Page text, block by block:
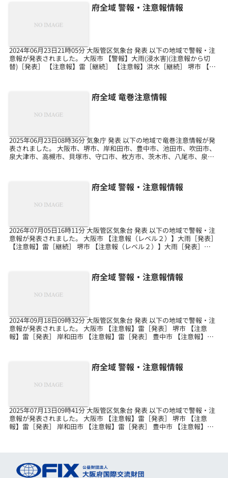
府全域 警報・注意報情報
2024年06月23日21時05分 大阪管区気象台 発表 以下の地域で警報・注
意報が発表されました。 大阪市 【警報】大雨(浸水害)(注意報から切
替)［発表］ 【注意報】雷［継続］ 【注意報】洪水［継続］ 堺市 【注
府全域 竜巻注意情報
2025年06月23日08時36分 気象庁 発表 以下の地域で竜巻注意情報が発
表されました。 大阪市、堺市、岸和田市、豊中市、池田市、吹田市、
泉大津市、高槻市、貝塚市、守口市、枚方市、茨木市、八尾市、泉佐
府全域 警報・注意報情報
2026年07月05日16時11分 大阪管区気象台 発表 以下の地域で警報・注
意報が発表されました。 大阪市 【注意報（レベル２）】大雨［発表］
【注意報】雷［継続］ 堺市 【注意報（レベル２）】大雨［発表］
府全域 警報・注意報情報
2024年09月18日09時32分 大阪管区気象台 発表 以下の地域で警報・注
意報が発表されました。 大阪市 【注意報】雷［発表］ 堺市 【注意
報】雷［発表］ 岸和田市 【注意報】雷［発表］ 豊中市 【注意報】雷
府全域 警報・注意報情報
2025年07月13日09時41分 大阪管区気象台 発表 以下の地域で警報・注
意報が発表されました。 大阪市 【注意報】雷［発表］ 堺市 【注意
報】雷［発表］ 岸和田市 【注意報】雷［発表］ 豊中市 【注意報】雷